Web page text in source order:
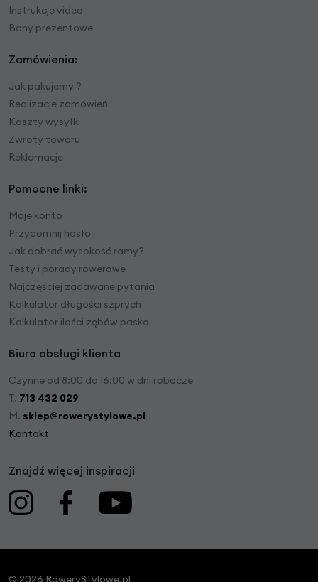
Instrukcje video
Bony prezentowe
Zamówienia:
Jak pakujemy ?
Realizacje zamówień
Koszty wysyłki
Zwroty towaru
Reklamacje
Pomocne linki:
Moje konto
Przypomnij hasło
Jak dobrać wysokość ramy?
Testy i porady rowerowe
Najczęściej zadawane pytania
Kalkulator długości szprych
Kalkulator ilości zębów paska
Biuro obsługi klienta
Czynne od 8:00 do 16:00 w dni robocze
T. 713 432 029
M. sklep@rowerystylowe.pl
Kontakt
Znajdź więcej inspiracji
© 2026 RoweryStylowe.pl